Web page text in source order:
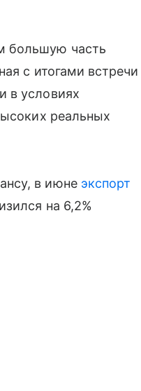
большую часть
с итогами встречи
в условиях
реальных
в июне экспорт
на 6,2%